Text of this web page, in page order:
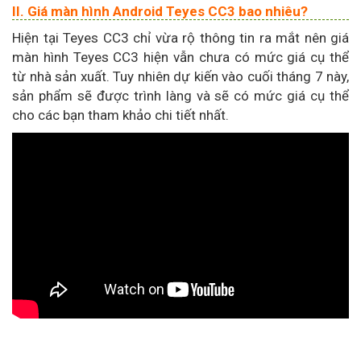
II. Giá màn hình Android Teyes CC3 bao nhiêu?
Hiện tại Teyes CC3 chỉ vừa rộ thông tin ra mắt nên giá
màn hình Teyes CC3 hiện vẫn chưa có mức giá cụ thể
từ nhà sản xuất. Tuy nhiên dự kiến vào cuối tháng 7 này,
sản phẩm sẽ được trình làng và sẽ có mức giá cụ thể
cho các bạn tham khảo chi tiết nhất.